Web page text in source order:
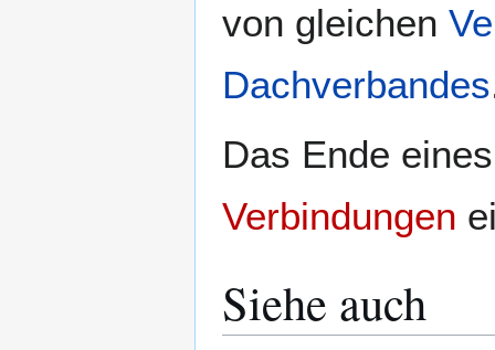
von gleichen
Dachverbandes
Das Ende
Verbindungen
Siehe auch